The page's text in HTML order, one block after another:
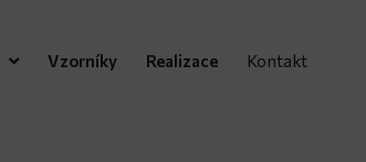
Vzorníky Realizace Kontakt